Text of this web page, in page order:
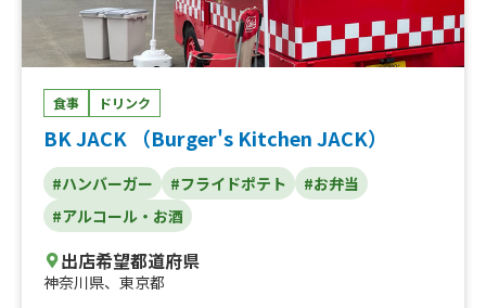
食事 ドリンク
BK JACK （Burger's Kitchen JACK）
#ハンバーガー #フライドポテト
#お弁当
#アルコール・お酒
出店希望都道府県
神奈川県、 東京都